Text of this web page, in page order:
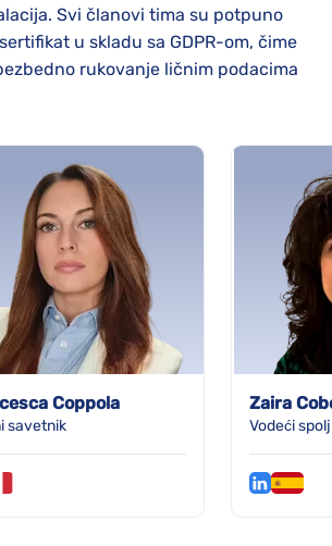
Svi članovi tima su potpuno
u skladu sa GDPR-om, čime
rukovanje ličnim podacima
Coppola
savetnik
Zaira
Vodeći